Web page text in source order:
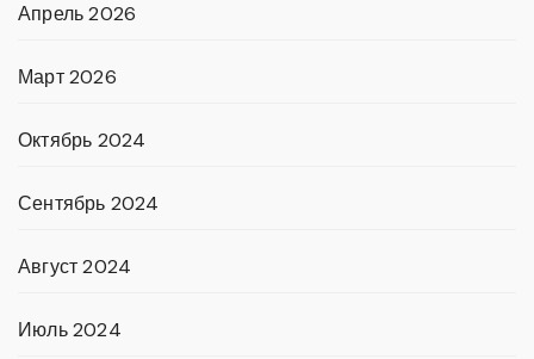
Апрель 2026
Март 2026
Октябрь 2024
Сентябрь 2024
Август 2024
Июль 2024